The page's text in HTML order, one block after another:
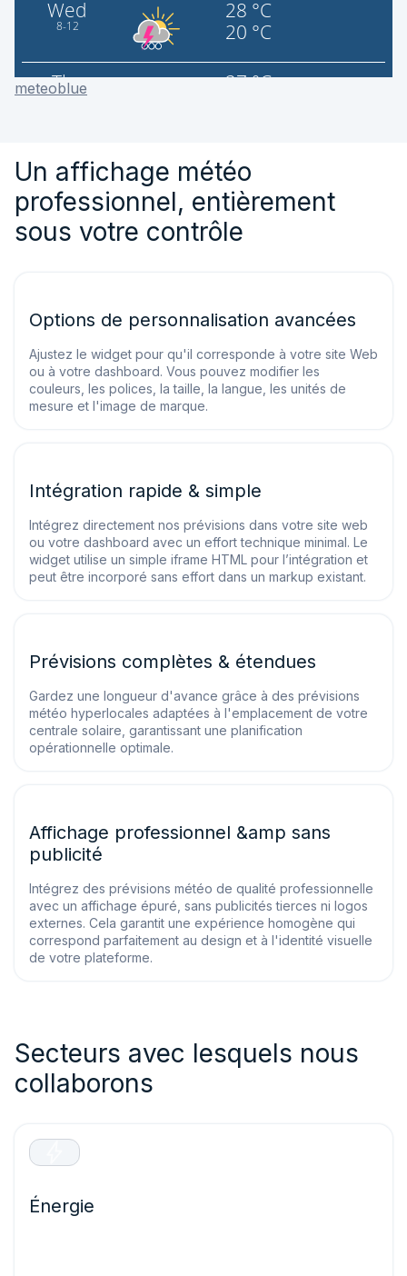
meteoblue
Un affichage météo
professionnel, entièrement
sous votre contrôle
Options de personnalisation avancées
Ajustez le widget pour qu'il corresponde à votre site Web
ou à votre dashboard. Vous pouvez modifier les
couleurs, les polices, la taille, la langue, les unités de
mesure et l'image de marque.
Intégration rapide & simple
Intégrez directement nos prévisions dans votre site web
ou votre dashboard avec un effort technique minimal. Le
widget utilise un simple iframe HTML pour l’intégration et
peut être incorporé sans effort dans un markup existant.
Prévisions complètes & étendues
Gardez une longueur d'avance grâce à des prévisions
météo hyperlocales adaptées à l'emplacement de votre
centrale solaire, garantissant une planification
opérationnelle optimale.
Affichage professionnel &amp sans
publicité
Intégrez des prévisions météo de qualité professionnelle
avec un affichage épuré, sans publicités tierces ni logos
externes. Cela garantit une expérience homogène qui
correspond parfaitement au design et à l'identité visuelle
de votre plateforme.
Secteurs avec lesquels nous
collaborons
Énergie